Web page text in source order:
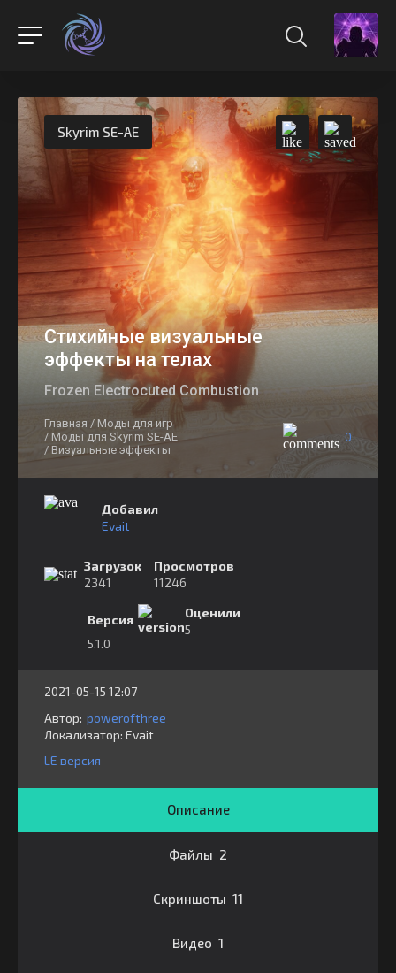
Skyrim SE-AE
Стихийные визуальные
эффекты на телах
Frozen Electrocuted Combustion
Главная / Моды для игр
/ Моды для Skyrim SE-AE
/ Визуальные эффекты
0
Добавил
Evait
Загрузок
2341
Просмотров
11246
Версия
5.1.0
Оценили
5
2021-05-15 12:07
Автор: powerofthree
Локализатор: ⁣⁣⁣Evait
LE версия
Описание
Файлы 2
Скриншоты 11
Видео 1